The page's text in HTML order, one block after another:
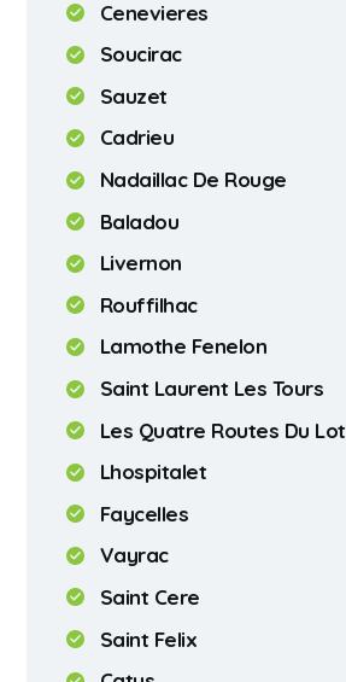
Cenevieres
Soucirac
Sauzet
Cadrieu
Nadaillac De Rouge
Baladou
Livernon
Rouffilhac
Lamothe Fenelon
Saint Laurent Les Tours
Les Quatre Routes Du Lot
Lhospitalet
Faycelles
Vayrac
Saint Cere
Saint Felix